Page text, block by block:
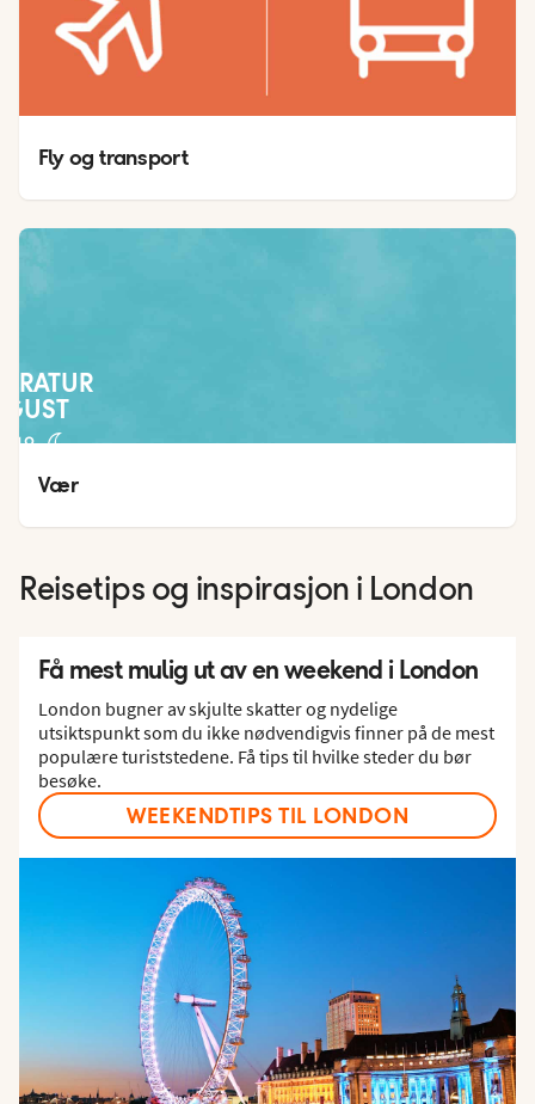
Fly og transport
°
Vær
Reisetips og inspirasjon i London
Få mest mulig ut av en weekend i London
London bugner av skjulte skatter og nydelige
utsiktspunkt som du ikke nødvendigvis finner på de mest
populære turiststedene. Få tips til hvilke steder du bør
besøke.
WEEKENDTIPS TIL LONDON